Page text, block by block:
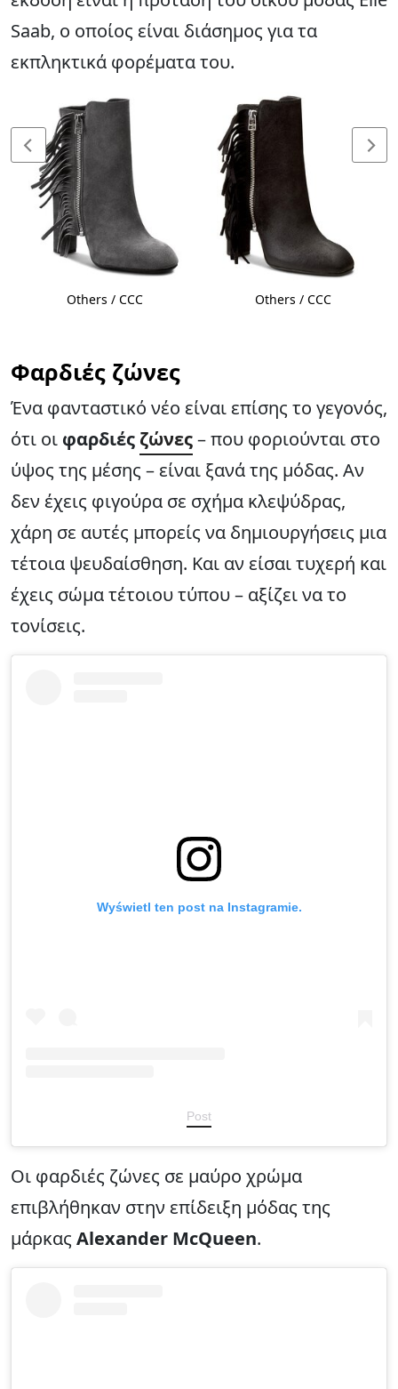
Saab, ο οποίος είναι διάσημος για τα
εκπληκτικά φορέματα του.
Others / CCC Others / CCC
Φαρδιές ζώνες
Ένα φανταστικό νέο είναι επίσης το γεγονός,
ότι οι φαρδιές ζώνες– που φοριούνται στο
ύψος της μέσης – είναι ξανά της μόδας. Αν
δεν έχεις φιγούρα σε σχήμα κλεψύδρας,
χάρη σε αυτές μπορείς να δημιουργήσεις μια
τέτοια ψευδαίσθηση. Και αν είσαι τυχερή και
έχεις σώμα τέτοιου τύπου – αξίζει να το
τονίσεις.
Wyświetl ten post na Instagramie.
Post
Οι φαρδιές ζώνες σε μαύρο χρώμα
επιβλήθηκαν στην επίδειξη μόδας της
μάρκας Alexander McQueen.